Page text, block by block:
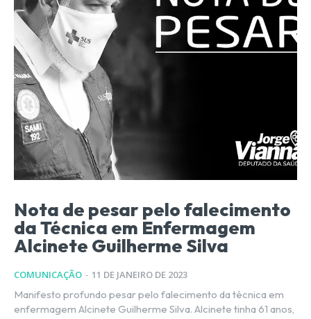
Nota de pesar pelo falecimento
da Técnica em Enfermagem
Alcinete Guilherme Silva
COMUNICAÇÃO - 11 DE JANEIRO DE 2023
Manifesto profundo pesar pelo falecimento da técnica em
enfermagem Alcinete Guilherme Silva. Alcinete tinha 61 anos,